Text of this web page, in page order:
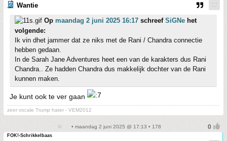
Wantie
Op maandag 2 juni 2025 16:17 schreef SiGNe het
volgende:
Ik vin dhet jammer dat ze niks met de Rani / Chandra connectie
hebben gedaan.
In de Sarah Jane Adventures heet een van de karakters dus Rani
Chandra.. Ze hadden Chandra dus makkelijk dochter van de Rani
kunnen maken.
Je kunt ook te ver gaan
zeer vocale Trump hater - VEM2012
• maandag 2 juni 2025 @ 17:13 • 178
FOK!-Schrikkelbaas